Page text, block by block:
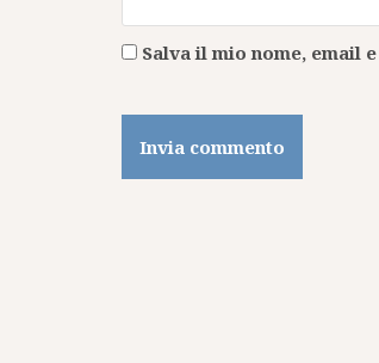
Salva il mio nome, email